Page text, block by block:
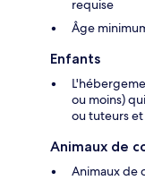
requise
Âge
Enfants
ou moins)
ou tuteurs
Animaux de
Animaux de